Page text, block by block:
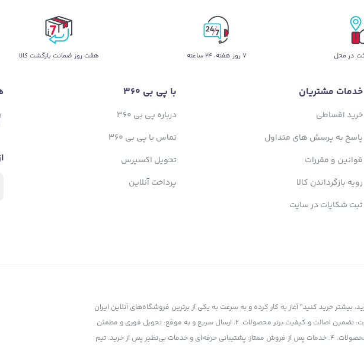
ROG Strix Scar 16 G634JY i9
از لحاظ پردازنده به جدید‌ترین و بهترین پردازنده‌های فعلی
را برای کارهای سنگین خود نیاز دارند، به بخش پردازنده توجه ویژه‌ای می‌کنند و این مدل می‌تواند
گرافیکی، دیگر بخش مهم و ویژه این مدل از لپ تاپ‌های گیمینگ ایسوس، از پردازنده
در محل ۷ روز ﻫﻔﺘﻪ، ۲۴ ﺳﺎﻋﺘﻪ هفت روز ضمانت بازگشت کالا
خدمات مشتریان
خرید اقساطی
پاسخ به پرسش های متداول
قوانین و مقررات
رویه بازگرداندن کالا
ثبت شکایات در سایت
با پی بی 360
درباره پی بی 360
تماس با پی بی 360
تحویل اکسپرس
پرداخت آنلاین
آنلاین، از سال 1398 با شعار "کمتر بپردازید، بیشتر خرید کنید" آغاز به کار کرده و به سرعت به یکی از برترین فروشگاه‌های آنلاین ایران
تبدیل شده است. چرا پی بی 360 انتخاب برتر است؟ 1. کالای اورجینال و باکیفیت: تضمین اصالت و کیفیت برتر محصولات. 2. ارسال سریع و به موقع: تحویل فوری و مطمئن
کالا به دست شما. 3. قیمت‌های رقابتی: بهترین قیمت‌ها در بازار برای برترین محصولات. 4. خدمات پس از فروش ممتاز: پشتیبانی حرفه‌ای و خدمات بی‌نظیر پس از خرید. تیم